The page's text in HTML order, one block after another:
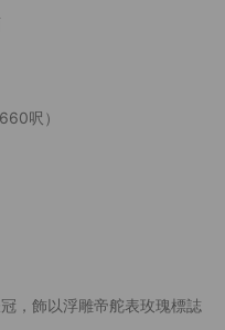
呎）
，飾以浮雕帝舵表玫瑰標誌